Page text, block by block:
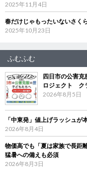
2025年11月4日
春だけじゃもったいないさく
2025年10月23日
ふむふむ
四日市の公害克
ロジェクト ク
2026年8月5日
「中東発」値上げラッシュ
2026年8月4日
物価高でも「夏は家族で長距
猛暑への備えも必須
2026年8月3日